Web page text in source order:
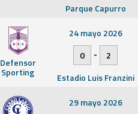
Parque Capurro
Defensor
Sporting
24 mayo 2026
0
-
2
Estadio Luis Franzini
29 mayo 2026